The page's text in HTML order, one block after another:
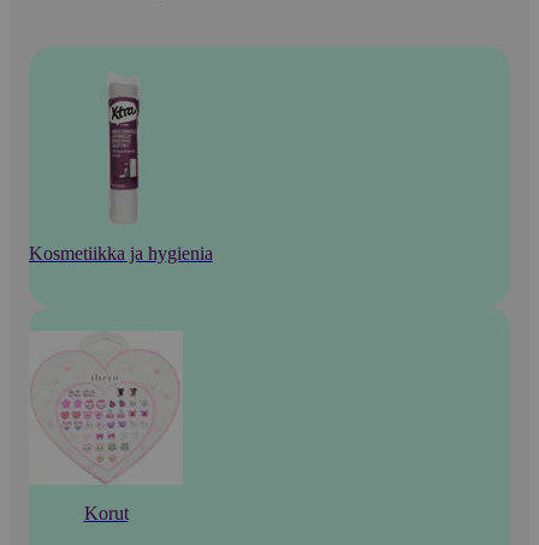
Kosmetiikka ja hygienia
Korut